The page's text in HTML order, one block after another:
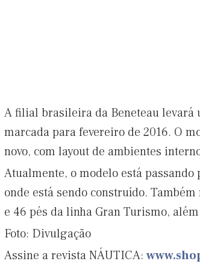
A filial brasileira da Beneteau levará
marcada para fevereiro de 2016. O
novo, com layout de ambientes
Atualmente, o modelo está
onde está sendo construído.
e 46 pés da linha Gran Turismo,
Foto: Divulgação
Assine a revista NÁUTICA: